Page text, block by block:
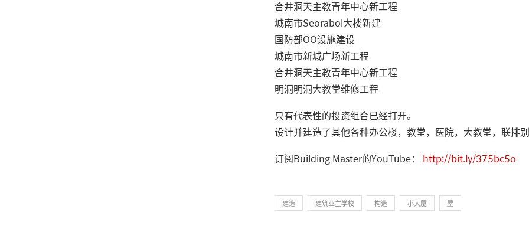
合井洞天主教青年中心新工程
城南市Seorabol大楼新建
国防部OO设施建设
城南市新城广场新工程
合井洞天主教青年中心新工程
明洞明洞大教堂维修工程
只有代表性的投资组合已经打开。
设计并建造了其他各种办公楼，教堂，医院，大教堂，联排
订阅Building Master的YouTube： http://bit.ly/375bc5o
建造 建筑业主学校 构造 小大厦 屋